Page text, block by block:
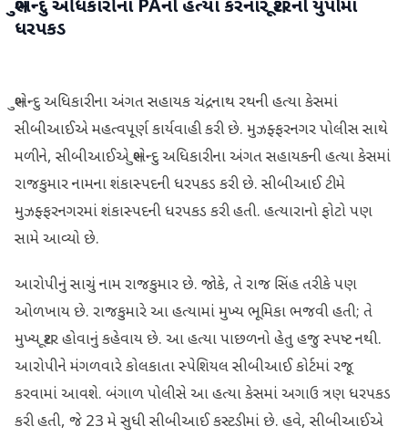
શુભેન્દુ અધિકારીના PAની હત્યા કરનાર શૂટરની યુપીમાં
ધરપકડ
શુભેન્દુ અધિકારીના અંગત સહાયક ચંદ્રનાથ રથની હત્યા કેસમાં
સીબીઆઈએ મહત્વપૂર્ણ કાર્યવાહી કરી છે. મુઝફ્ફરનગર પોલીસ સાથે
મળીને, સીબીઆઈએ શુભેન્દુ અધિકારીના અંગત સહાયકની હત્યા કેસમાં
રાજકુમાર નામના શંકાસ્પદની ધરપકડ કરી છે. સીબીઆઈ ટીમે
મુઝફ્ફરનગરમાં શંકાસ્પદની ધરપકડ કરી હતી. હત્યારાનો ફોટો પણ
સામે આવ્યો છે.
આરોપીનું સાચું નામ રાજકુમાર છે. જોકે, તે રાજ સિંહ તરીકે પણ
ઓળખાય છે. રાજકુમારે આ હત્યામાં મુખ્ય ભૂમિકા ભજવી હતી; તે
મુખ્ય શૂટર હોવાનું કહેવાય છે. આ હત્યા પાછળનો હેતુ હજુ સ્પષ્ટ નથી.
આરોપીને મંગળવારે કોલકાતા સ્પેશિયલ સીબીઆઈ કોર્ટમાં રજૂ
કરવામાં આવશે. બંગાળ પોલીસે આ હત્યા કેસમાં અગાઉ ત્રણ ધરપકડ
કરી હતી, જે 23 મે સુધી સીબીઆઈ કસ્ટડીમાં છે. હવે, સીબીઆઈએ